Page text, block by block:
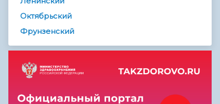
Октябрьский
Фрунзенский